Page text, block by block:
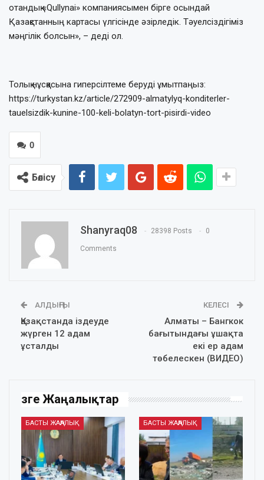
отандық «Qullynai» компаниясымен бірге осындай
Қазақстанның картасы үлгісінде әзірледік. Тәуелсіздігіміз
мәңгілік болсын», – деді ол.
Толық нұсқасына гиперсілтеме беруді ұмытпаңыз:
https://turkystan.kz/article/272909-almatylyq-konditerler-
tauelsizdik-kunine-100-keli-bolatyn-tort-pisirdi-video
0
Бөлісу
Shanyraq08 28398 Posts 0
Comments
АЛДЫҢҒЫ
Қазақстанда іздеуде
жүрген 12 адам
ұсталды
КЕЛЕСІ
Алматы – Бангкок
бағытындағы ұшақта
екі ер адам
төбелескен (ВИДЕО)
Өзге Жаңалықтар
БАСТЫ ЖАҢАЛЫҚ БАСТЫ ЖАҢАЛЫҚ